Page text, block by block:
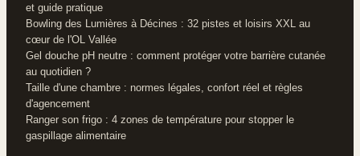
et guide pratique
Bowling des Lumières à Décines : 32 pistes et loisirs XXL au
cœur de l'OL Vallée
Gel douche pH neutre : comment protéger votre barrière cutanée
au quotidien ?
Taille d'une chambre : normes légales, confort réel et règles
d'agencement
Ranger son frigo : 4 zones de température pour stopper le
gaspillage alimentaire